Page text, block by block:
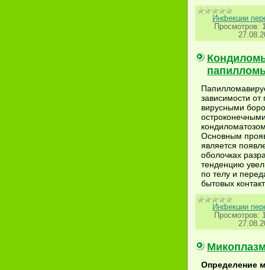
Инфекции
Просмотров:
зависимости от
вирусными
Основным
является
оболочках
тенденцию
по телу и
бытовых
Инфекции
Просмотров:
Определение